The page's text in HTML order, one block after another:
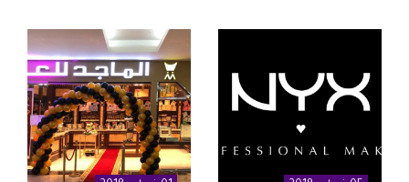
المتكاملة ومنشآت
التجزئة والترفيه على
الأوسط وأفريقيا وآسيا،
وذلك لافتتاح مجمّع دور
الاستراتيجية لنمو
أعمالها داخل وخارج
المملكة. وتهدف دار
الأركان، الشركة الرائدة
في مجال التطوير العقاري
في المملكة العربية
السعودية […]